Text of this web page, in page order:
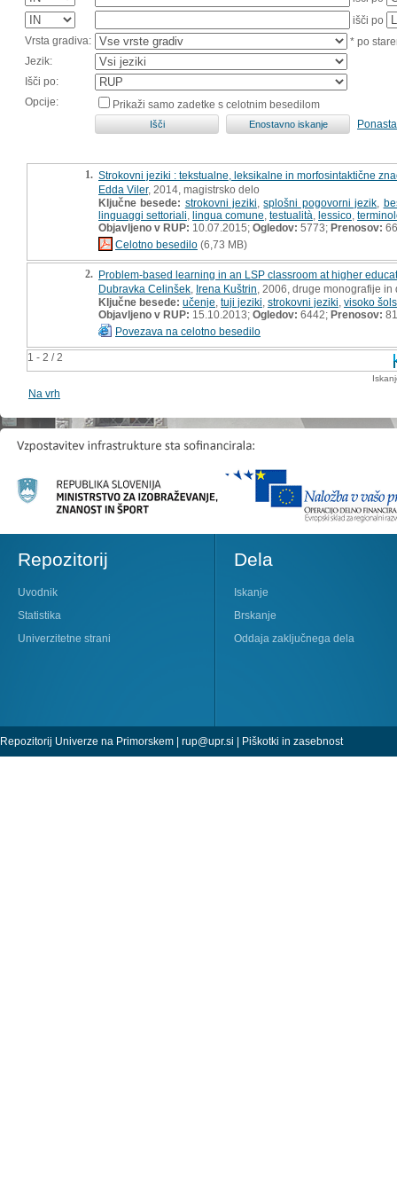
išči po
Vrsta gradiva:
* po
Jezik:
Išči po:
Opcije:
Prikaži samo zadetke s celotnim besedilom
1 - 2 / 2
1. Strokovni jeziki : tekstualne, leksikalne in morfosintaktične
Edda Viler, 2014, magistrsko delo
Ključne besede: strokovni jeziki ,splošni pogovorni jezik
linguaggi settoriali lingua comune testualità lessico
Objavljeno v RUP: 10.07.2015; Ogledov: 5773; Prenosov: 66
Celotno besedilo (6,73 MB)
2. Problem-based learning in an LSP classroom at higher
Dubravka Celinšek Irena Kuštrin , 2006, druge monografije
Ključne besede: učenje tuji jeziki strokovni jeziki visoko
Objavljeno v RUP: 15.10.2013; Ogledov: 6442; Prenosov: 81
Povezava na celotno besedilo
Na vrh
Repozitorij
Uvodnik
Statistika
Univerzitetne strani
Dela
Iskanje
Brskanje
Oddaja zaključnega dela
Repozitorij Univerze na Primorskem | rup@upr.si | Piškotki in zasebnost